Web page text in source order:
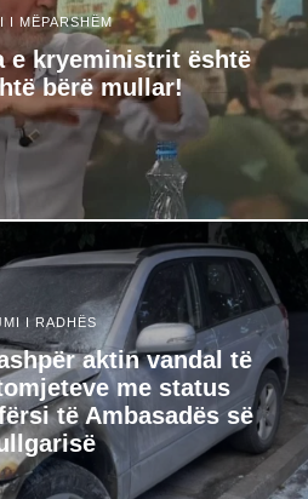
I MËPARSHËM
e kryeministrit është
bërë mullar!
I RADHËS
aktin vandal të
me status
të Ambasadës së